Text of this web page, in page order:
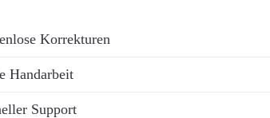
Korrekturen
Handarbeit
Support